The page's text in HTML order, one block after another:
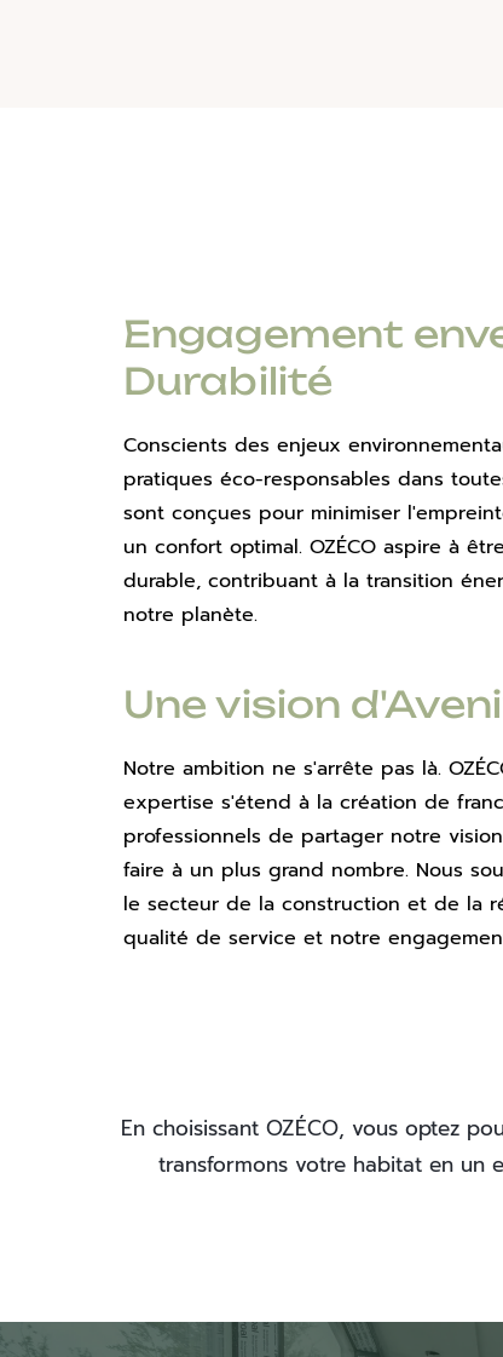
Engagement
Durabilité
Conscients des enjeux
pratiques éco-responsables dans
sont conçues pour minimiser
un confort optimal. OZÉCO aspire à
durable, contribuant à la transition
notre planète.
Une vision
Notre ambition ne s'arrête pas là.
expertise s'étend à la création de
professionnels de partager notre
faire à un plus grand nombre. Nous
le secteur de la construction et de la
qualité de service et notre
En choisissant OZÉCO, vous optez
transformons votre habitat en un